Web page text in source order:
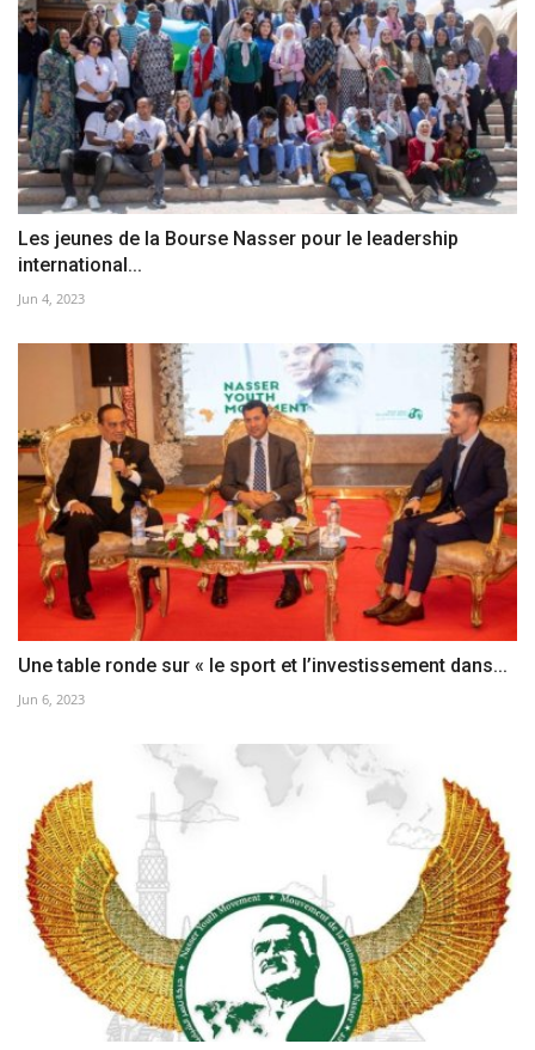
Les jeunes de la Bourse Nasser pour le leadership
international...
Jun 4, 2023
Une table ronde sur « le sport et l’investissement dans...
Jun 6, 2023